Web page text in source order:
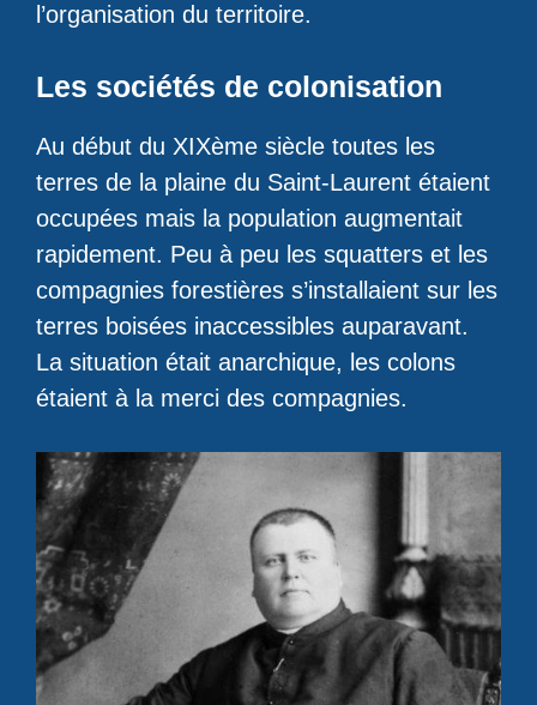
l’organisation du territoire.
Les sociétés de colonisation
Au début du XIXème siècle toutes les
terres de la plaine du Saint-Laurent étaient
occupées mais la population augmentait
rapidement. Peu à peu les squatters et les
compagnies forestières s’installaient sur les
terres boisées inaccessibles auparavant.
La situation était anarchique, les colons
étaient à la merci des compagnies.